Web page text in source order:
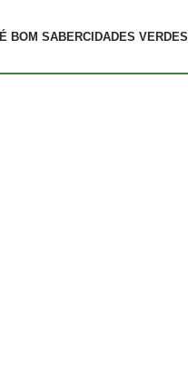
É BOM SABERCIDADES VERDES